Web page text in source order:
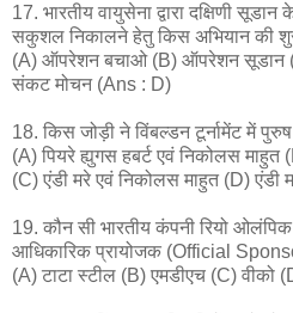
17. भारतीय वायुसेना द्वारा दक्षिणी
सकुशल निकालने हेतु किस अभियान की
(A) ऑपरेशन बचाओ (B) ऑपरेशन सूडान
संकट मोचन (Ans : D)
18. किस जोड़ी ने विंबल्डन टूर्नामेंट में
(A) पियरे ह्युगस हबर्ट एवं निकोलस माहुत
(C) एंडी मरे एवं निकोलस माहुत (D) एंडी
19. कौन सी भारतीय कंपनी रियो
आधिकारिक प्रायोजक (Official
(A) टाटा स्टील (B) एमडीएच (C)